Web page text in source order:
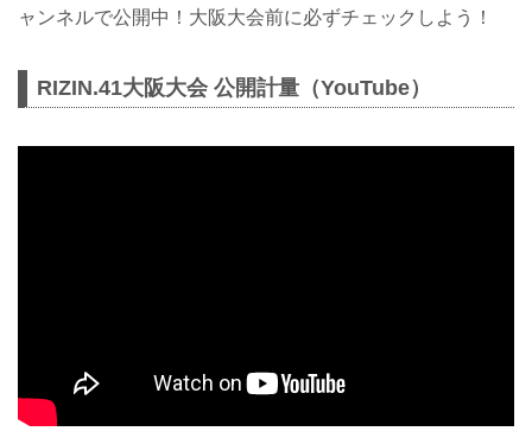
ャンネルで公開中！大阪大会前に必ずチェックしよう！
RIZIN.41大阪大会 公開計量（YouTube）